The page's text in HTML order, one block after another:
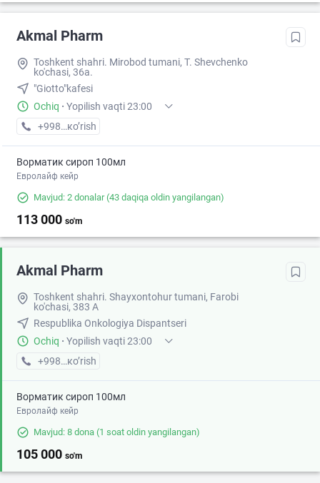
Akmal Pharm
Toshkent shahri. Mirobod tumani, T. Shevchenko
ko'chasi, 36a.
"Giotto"kafesi
Ochiq · Yopilish vaqti 23:00
+998 (99) XXX-XX-XX
кo’rish
Ворматик сироп 100мл
Евролайф кейр
Mavjud: 2 donalar(43 daqiqa oldin yangilangan)
113 000 so'm
Akmal Pharm
Toshkent shahri. Shayxontohur tumani, Farobi
ko'chasi, 383 A
Respublika Onkologiya Dispantseri
Ochiq · Yopilish vaqti 23:00
+998 (99) XXX-XX-XX
кo’rish
Ворматик сироп 100мл
Евролайф кейр
Mavjud: 8 dona (1 soat oldin yangilangan)
105 000 so'm